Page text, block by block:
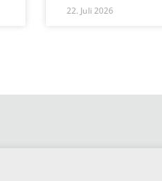
22. Juli 2026